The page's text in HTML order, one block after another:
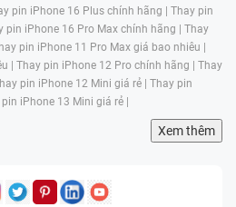
pin iPhone 16 Plus chính hãng | Thay pin
pin iPhone 16 Pro Max chính hãng | Thay
pin iPhone 11 Pro Max giá bao nhiêu |
| Thay pin iPhone 12 Pro chính hãng | Thay
pin iPhone 12 Mini giá rẻ | Thay pin
iPhone 13 Mini giá rẻ |
Xem thêm